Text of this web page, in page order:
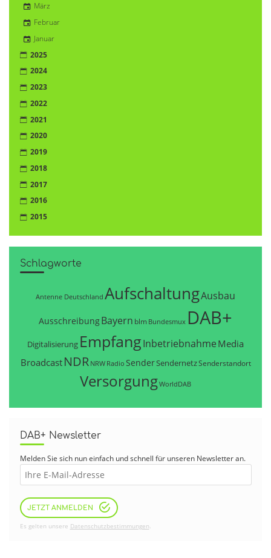
März
Februar
Januar
2025
2024
2023
2022
2021
2020
2019
2018
2017
2016
2015
Schlagworte
Antenne Deutschland AufschaltungAusbau
AusschreibungBayern blm Bundesmux DAB+
Digitalisierung EmpfangInbetriebnahme Media
Broadcast NDR NRW Radio SenderSendernetzSenderstandort
VersorgungWorldDAB
DAB+ Newsletter
Melden Sie sich nun einfach und schnell für unseren Newsletter an.
JETZT ANMELDEN
Es gelten unsere Datenschutzbestimmungen.